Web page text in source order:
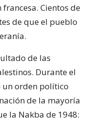
Cientos de
de que el pueblo
de las
Durante el
orden político
de la mayoría
la Nakba de 1948: